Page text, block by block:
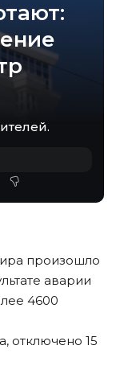
произошло
аварии
4600
отключено 15